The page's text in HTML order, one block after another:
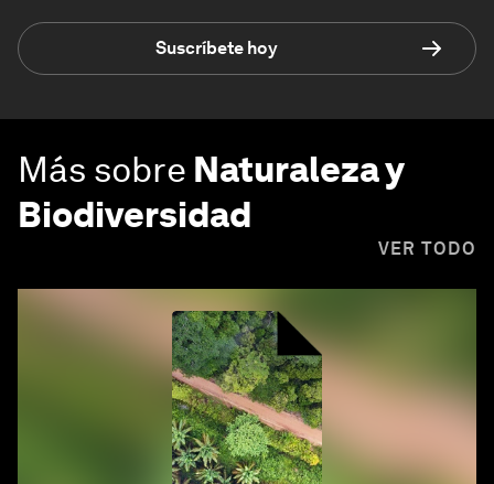
Suscríbete hoy
Más sobre Naturaleza y
Biodiversidad
VER TODO